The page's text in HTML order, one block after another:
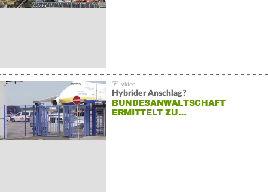
Hybrider Anschlag?
BUNDESANWALTSCHAFT
ERMITTELT ZU…